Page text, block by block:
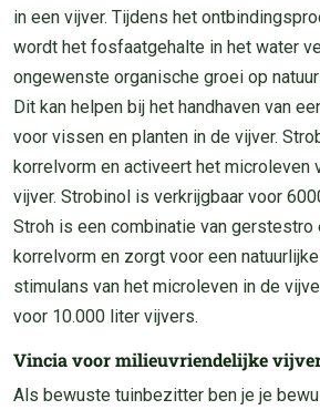
in een vijver. Tijdens het
wordt het fosfaatgehalte in het water
ongewenste organische groei op
Dit kan helpen bij het handhaven van
voor vissen en planten in de vijver.
korrelvorm en activeert het microleven
vijver. Strobinol is verkrijgbaar voor
Stroh is een combinatie van gerstestro
korrelvorm en zorgt voor een
stimulans van het microleven in de
voor 10.000 liter vijvers.
Vincia voor milieuvriendelijke
Als bewuste tuinbezitter ben je je